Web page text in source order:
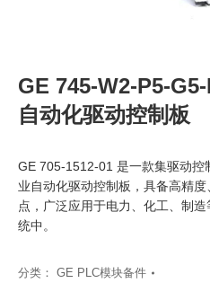
GE 745-W2-P5-
自动化驱动控制板
GE 705-1512-01 是一款集驱动控
业自动化驱动控制板，具备高精
点，广泛应用于电力、化工、制
统中。
分类： GE PLC模块备件